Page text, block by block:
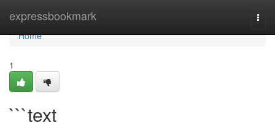
expressbookmark
Home
Home
1
```text